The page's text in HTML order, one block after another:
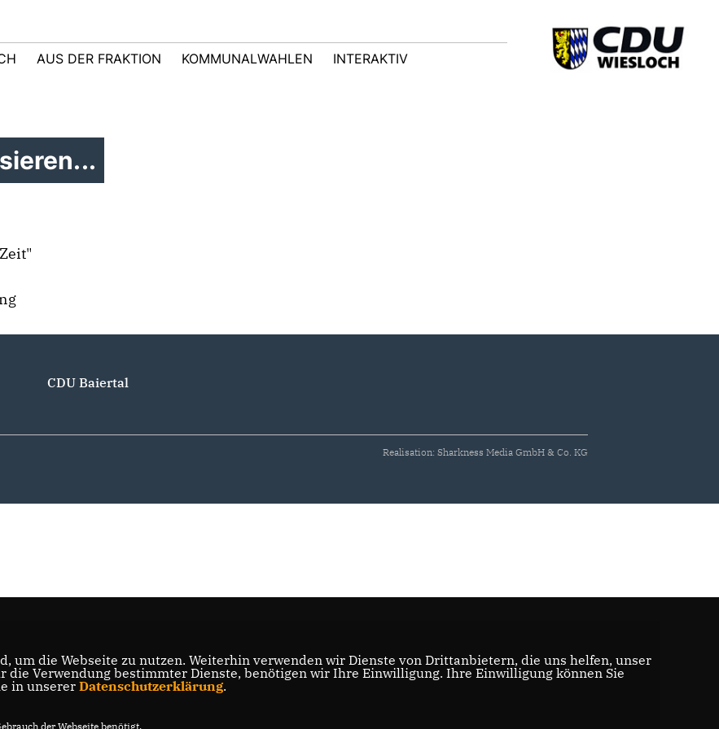
AUS DER FRAKTION KOMMUNALWAHLEN INTERAKTIV
CDU Baiertal
Realisation: Sharkness Media GmbH & Co. KG
um die Webseite zu nutzen. Weiterhin verwenden wir Dienste von Drittanbietern, die uns helfen, unser
die Verwendung bestimmter Dienste, benötigen wir Ihre Einwilligung. Ihre Einwilligung können Sie
in unserer Datenschutzerklärung.
der Webseite benötigt.